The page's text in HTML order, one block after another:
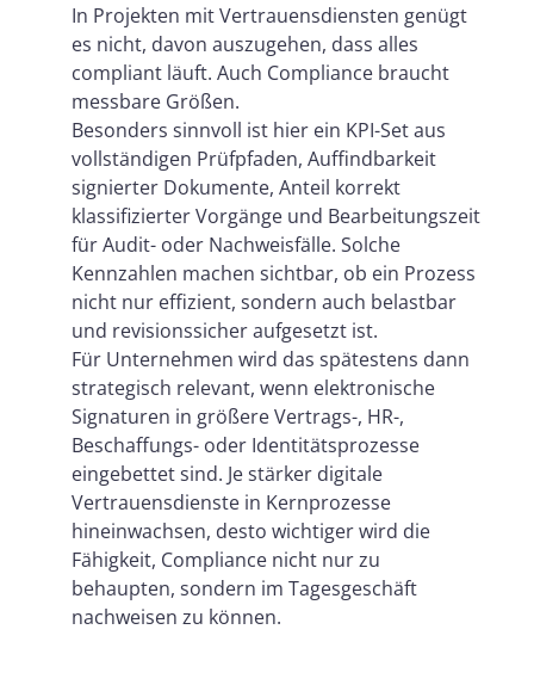
In Projekten mit Vertrauensdiensten genügt
es nicht, davon auszugehen, dass alles
compliant läuft. Auch Compliance braucht
messbare Größen.
Besonders sinnvoll ist hier ein KPI-Set aus
vollständigen Prüfpfaden, Auffindbarkeit
signierter Dokumente, Anteil korrekt
klassifizierter Vorgänge und Bearbeitungszeit
für Audit- oder Nachweisfälle. Solche
Kennzahlen machen sichtbar, ob ein Prozess
nicht nur effizient, sondern auch belastbar
und revisionssicher aufgesetzt ist.
Für Unternehmen wird das spätestens dann
strategisch relevant, wenn elektronische
Signaturen in größere Vertrags-, HR-,
Beschaffungs- oder Identitätsprozesse
eingebettet sind. Je stärker digitale
Vertrauensdienste in Kernprozesse
hineinwachsen, desto wichtiger wird die
Fähigkeit, Compliance nicht nur zu
behaupten, sondern im Tagesgeschäft
nachweisen zu können.